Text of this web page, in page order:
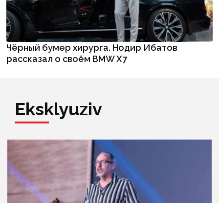
Чёрный бумер хирурга. Нодир Ибатов
рассказал о своём BMW X7
Eksklyuziv